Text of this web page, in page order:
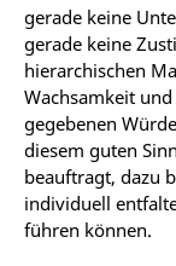
gerade keine
gerade keine
hierarchischen
Wachsamkeit und
gegebenen
diesem guten
beauftragt, dazu
individuell
führen können.